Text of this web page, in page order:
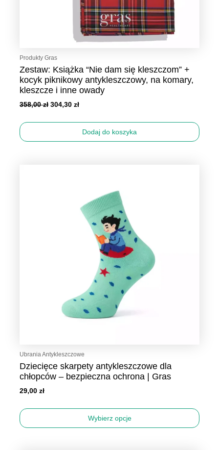
Produkty Gras
Zestaw: Książka “Nie dam się kleszczom” +
kocyk piknikowy antykleszczowy, na komary,
kleszcze i inne owady
358,00zł 304,30zł
Dodaj do koszyka
Ubrania Antykleszczowe
Dziecięce skarpety antykleszczowe dla
chłopców – bezpieczna ochrona | Gras
29,00zł
Wybierz opcje